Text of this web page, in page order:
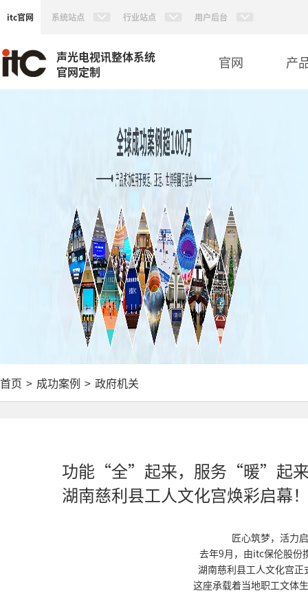
itc官网 系统站点 行业站点 用户后台
声光电视讯整体系统
官网定制
官网 产
首页 > 成功案例 > 政府机关
功能“全”起来，服务“暖”起来
湖南慈利县工人文化宫焕彩启幕
匠心筑梦，活力
去年9月，由itc保伦股份
湖南慈利县工人文化宫正
这座承载着当地职工文体